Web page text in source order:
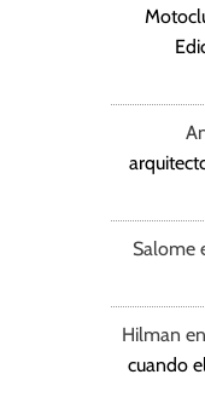
Salome
Hilman en
cuando